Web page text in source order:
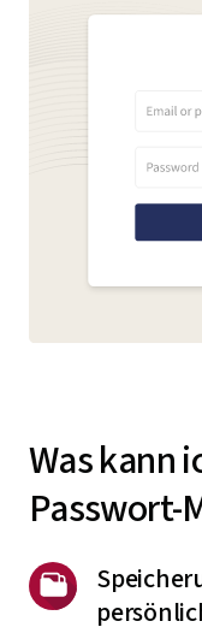
Was kann
Passwort-